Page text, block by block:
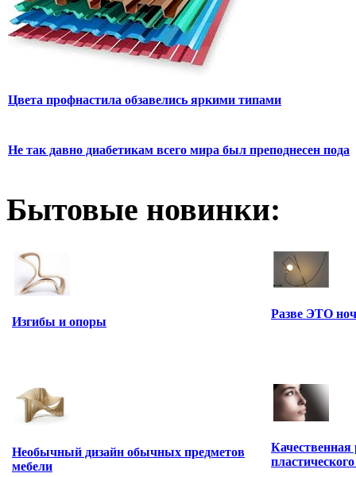
Цвета профнастила обзавелись яркими типами
Не так давно диабетикам всего мира был преподнесен пода
Бытовые новинки:
Изгибы и опоры
Разве ЭТО
Необычный дизайн обычных предметов
мебели
Качественная